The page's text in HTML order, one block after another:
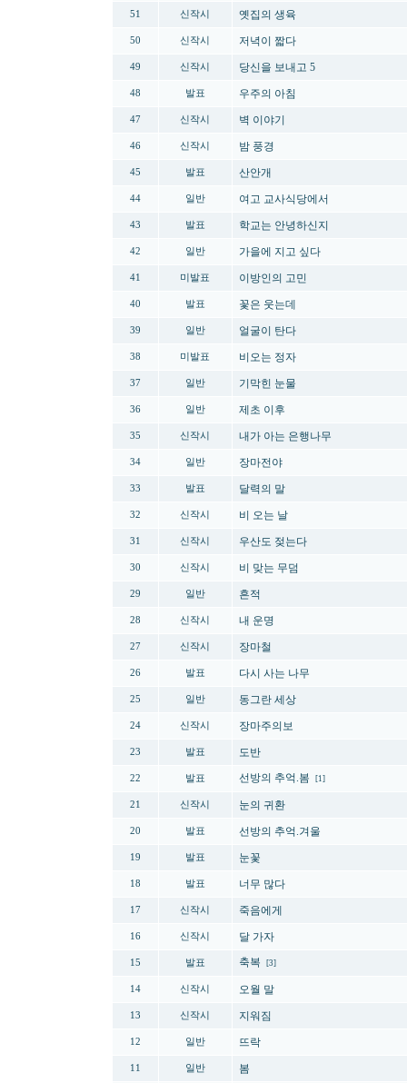
51 신작시 옛집의 생육
50 신작시 저녁이 짧다
49 신작시 당신을 보내고 5
48 발표 우주의 아침
47 신작시 벽 이야기
46 신작시 밤 풍경
45 발표 산안개
44 일반 여고 교사식당에서
43 발표 학교는 안녕하신지
42 일반 가을에 지고 싶다
41 미발표 이방인의 고민
40 발표 꽃은 웃는데
39 일반 얼굴이 탄다
38 미발표 비오는 정자
37 일반 기막힌 눈물
36 일반 제초 이후
35 신작시 내가 아는 은행나무
34 일반 장마전야
33 발표 달력의 말
32 신작시 비 오는 날
31 신작시 우산도 젖는다
30 신작시 비 맞는 무덤
29 일반 흔적
28 신작시 내 운명
27 신작시 장마철
26 발표 다시 사는 나무
25 일반 동그란 세상
24 신작시 장마주의보
23 발표 도반
22 발표 선방의 추억.봄 [1]
21 신작시 눈의 귀환
20 발표 선방의 추억.겨울
19 발표 눈꽃
18 발표 너무 많다
17 신작시 죽음에게
16 신작시 달 가자
15 발표 축복 [3]
14 신작시 오월 말
13 신작시 지워짐
12 일반 뜨락
11 일반 봄